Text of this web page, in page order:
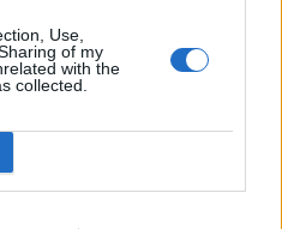
Use,
of my
with the
collected.
- uden en skole